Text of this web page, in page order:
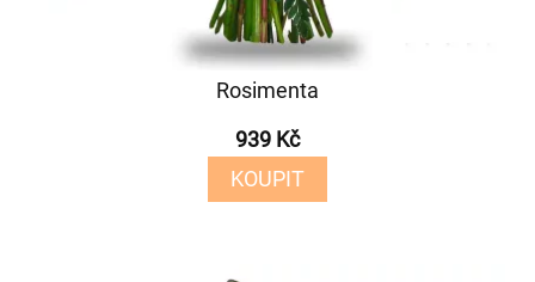
Rosimenta
939 Kč
KOUPIT